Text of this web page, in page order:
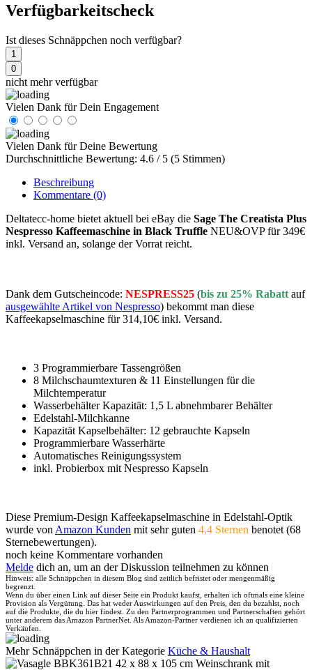
Verfügbarkeitscheck
Ist dieses Schnäppchen noch verfügbar?
1
0
nicht mehr verfügbar
Vielen Dank für Dein Engagement
Vielen Dank für Deine Bewertung
Durchschnittliche Bewertung: 4.6 / 5 (5 Stimmen)
Beschreibung
Kommentare (0)
Deltatecc-home bietet aktuell bei eBay die Sage The Creatista Plus
Nespresso Kaffeemaschine in Black Truffle NEU&OVP für 349€
inkl. Versand an, solange der Vorrat reicht.
Dank dem Gutscheincode: NESPRESS25 (bis zu 25% Rabatt auf
ausgewählte Artikel von Nespresso) bekommt man diese
Kaffeekapselmaschine für 314,10€ inkl. Versand.
3 Programmierbare Tassengrößen
8 Milchschaumtexturen & 11 Einstellungen für die
Milchtemperatur
Wasserbehälter Kapazität: 1,5 L abnehmbarer Behälter
Edelstahl-Milchkanne
Kapazität Kapselbehälter: 12 gebrauchte Kapseln
Programmierbare Wasserhärte
Automatisches Reinigungssystem
inkl. Probierbox mit Nespresso Kapseln
Diese Premium-Design Kaffeekapselmaschine in Edelstahl-Optik
wurde von Amazon Kunden mit sehr guten 4,4 Sternen benotet (68
Sternebewertungen).
noch keine Kommentare vorhanden
Melde dich an, um an der Diskussion teilnehmen zu können
Hinweis: alle Schnäppchen in diesem Blog sind zeitlich befristet oder mengenmäßig
begrenzt.
Wenn du über einen Link auf dieser Seite ein Produkt kaufst, erhalten ich oftmals eine kleine
Provision als Vergütung. Das hat weder Auswirkungen auf den Preis, den du bezahlst, noch
auf die Produkte, die du hier findest. Zu den Partnerprogrammen und Partnerschaften gehört
unter anderem das Amazon PartnerNet. Als Amazon-Partner verdienen ich an qualifizierten
Verkäufen.
Mehr Schnäppchen in der Kategorie Küche & Haushalt